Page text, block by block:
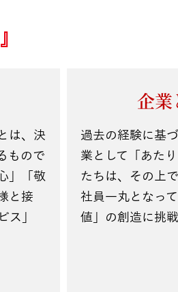
は、決
もので
」「敬
と接
ス」
企
過去の経験に基
業として「あた
たちは、その上
社員一丸となっ
値」の創造に挑戦